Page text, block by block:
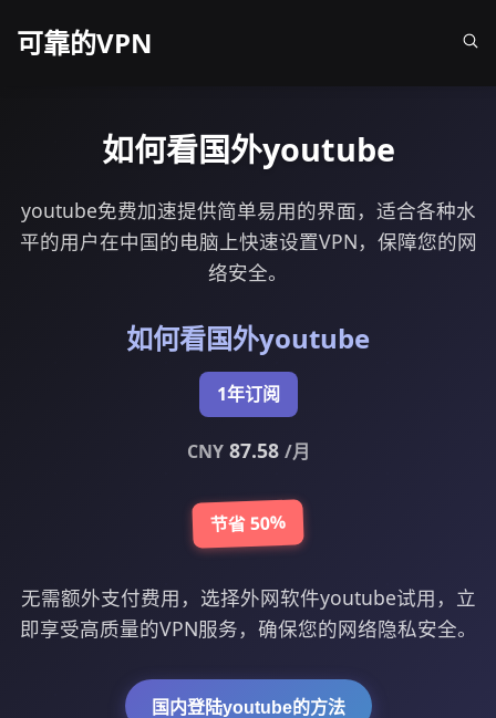
可靠的VPN
如何看国外youtube
youtube免费加速提供简单易用的界面，适合各种水
平的用户在中国的电脑上快速设置VPN，保障您的网
络安全。
如何看国外youtube
1年订阅
CNY87.58 /月
节省 50%
无需额外支付费用，选择外网软件youtube试用，立
即享受高质量的VPN服务，确保您的网络隐私安全。
国内登陆youtube的方法